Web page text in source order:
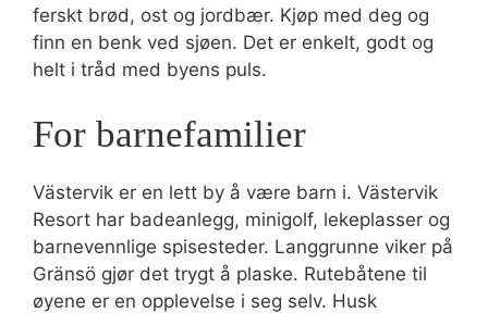
ferskt brød, ost og jordbær. Kjøp med deg og
finn en benk ved sjøen. Det er enkelt, godt og
helt i tråd med byens puls.
For barnefamilier
Västervik er en lett by å være barn i. Västervik
Resort har badeanlegg, minigolf, lekeplasser og
barnevennlige spisesteder. Langgrunne viker på
Gränsö gjør det trygt å plaske. Rutebåtene til
øyene er en opplevelse i seg selv. Husk